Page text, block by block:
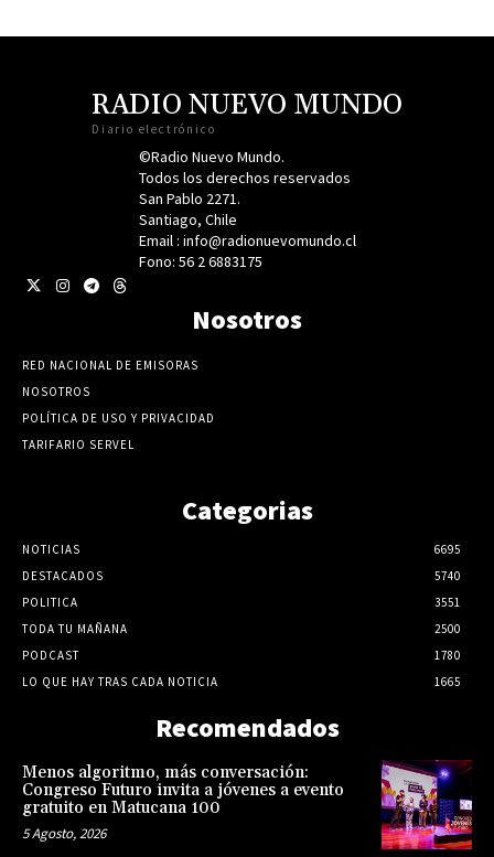
RADIO NUEVO MUNDO
Diario electrónico
©Radio Nuevo Mundo.
Todos los derechos reservados
San Pablo 2271.
Santiago, Chile
Email : info@radionuevomundo.cl
Fono: 56 2 6883175
Nosotros
RED NACIONAL DE EMISORAS
NOSOTROS
POLÍTICA DE USO Y PRIVACIDAD
TARIFARIO SERVEL
Categorias
NOTICIAS
6695
DESTACADOS
5740
POLITICA
3551
TODA TU MAÑANA
2500
PODCAST
1780
LO QUE HAY TRAS CADA NOTICIA
1665
Recomendados
Menos algoritmo, más conversación:
Congreso Futuro invita a jóvenes a evento
gratuito en Matucana 100
5 Agosto, 2026